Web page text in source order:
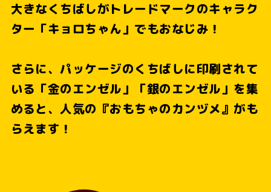
大きなくちばしがトレードマークのキャラク
ター 「キョロちゃん」でもおなじみ！
さらに、パッケージのくちばしに印刷されて
いる 「金のエンゼル」「銀のエンゼル」を集
めると、人気の『おもちゃのカンヅメ』がも
らえます！